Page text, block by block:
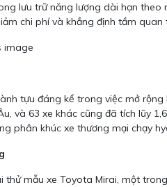
lưu trữ năng lượng dài hạn
chi phí và khẳng định tầm
tựu đáng kể trong việc mở
và 63 xe khác cũng đã tích lũy
phân khúc xe thương mại chạy
mẫu xe Toyota Mirai, một